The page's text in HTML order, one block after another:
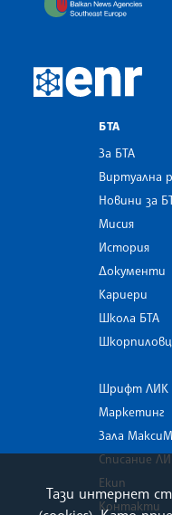
БТА
За БТА
Виртуална
Новини за
Мисия
История
Документи
Кариери
Школа БТА
Шрифт ЛИК
Маркетинг
Зала МаксиМ
Списание
Екип
Контакти
Тази интернет